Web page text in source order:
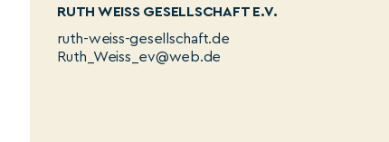
RUTH WEISS GESELLSCHAFT E.V.
ruth-weiss-gesellschaft.de
Ruth_Weiss_ev@web.de